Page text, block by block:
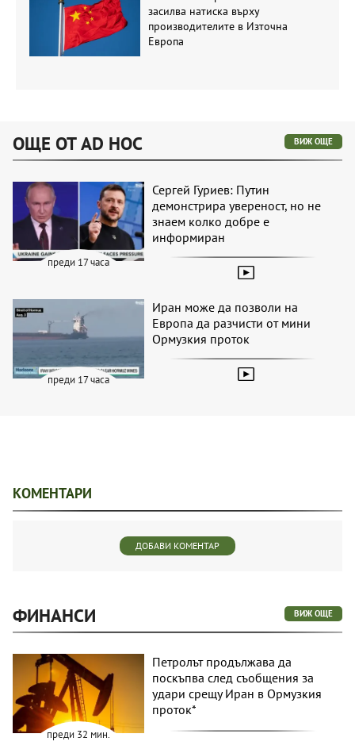
засилва натиска върху
производителите в Източна
Европа
ОЩЕ ОТ AD HOC ВИЖ ОЩЕ
преди 17 часа
Сергей Гуриев: Путин
демонстрира увереност, но не
знаем колко добре е
информиран
преди 17 часа
Иран може да позволи на
Европа да разчисти от мини
Ормузкия проток
КОМЕНТАРИ
ДОБАВИ КОМЕНТАР
ФИНАНСИ ВИЖ ОЩЕ
преди 32 мин.
Петролът продължава да
поскъпва след съобщения за
удари срещу Иран в Ормузкия
проток*